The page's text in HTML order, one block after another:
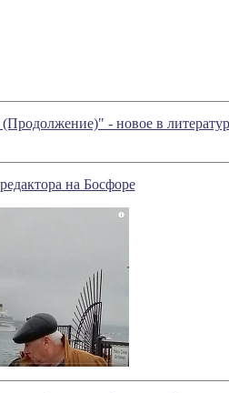
- новое в
на Босфоре